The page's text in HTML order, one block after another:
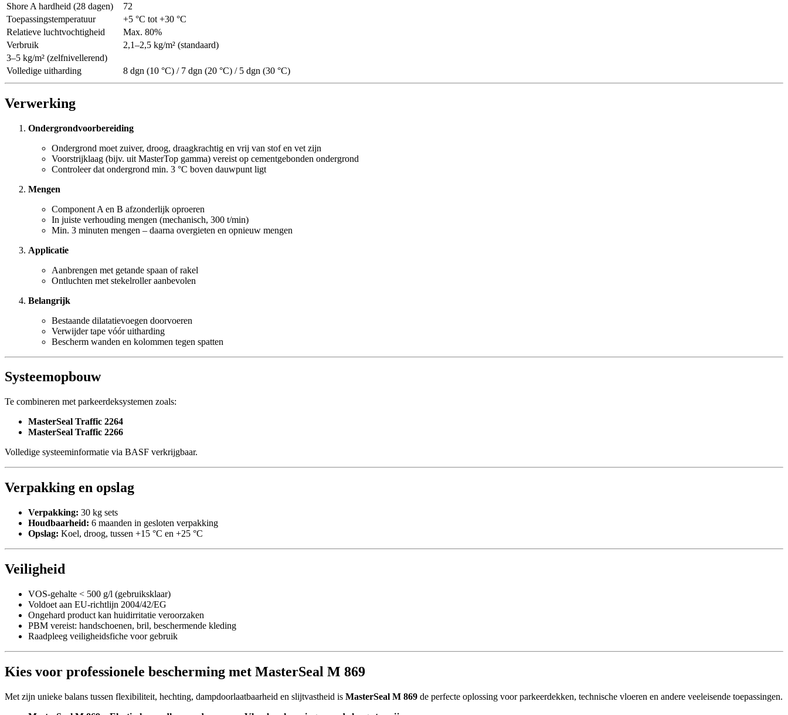
Shore A hardheid (28 dagen)
72
Toepassingstemperatuur
+5 °C tot +30 °C
Relatieve luchtvochtigheid
Max. 80%
Verbruik
2,1–2,5 kg/m² (standaard)
3–5 kg/m² (zelfnivellerend)
Volledige uitharding
8 dgn (10 °C) / 7 dgn (20 °C) / 5 dgn (30 °C)
Verwerking
Ondergrondvoorbereiding
Ondergrond moet zuiver, droog, draagkrachtig en vrij van stof en vet zijn
Voorstrijklaag (bijv. uit MasterTop gamma) vereist op cementgebonden ondergrond
Controleer dat ondergrond min. 3 °C boven dauwpunt ligt
Mengen
Component A en B afzonderlijk oproeren
In juiste verhouding mengen (mechanisch, 300 t/min)
Min. 3 minuten mengen – daarna overgieten en opnieuw mengen
Applicatie
Aanbrengen met getande spaan of rakel
Ontluchten met stekelroller aanbevolen
Belangrijk
Bestaande dilatatievoegen doorvoeren
Verwijder tape vóór uitharding
Bescherm wanden en kolommen tegen spatten
Systeemopbouw
Te combineren met parkeerdeksystemen zoals:
MasterSeal Traffic 2264
MasterSeal Traffic 2266
Volledige systeeminformatie via BASF verkrijgbaar.
Verpakking en opslag
Verpakking: 30 kg sets
Houdbaarheid: 6 maanden in gesloten verpakking
Opslag: Koel, droog, tussen +15 °C en +25 °C
Veiligheid
VOS-gehalte < 500 g/l (gebruiksklaar)
Voldoet aan EU-richtlijn 2004/42/EG
Ongehard product kan huidirritatie veroorzaken
PBM vereist: handschoenen, bril, beschermende kleding
Raadpleeg veiligheidsfiche voor gebruik
Kies voor professionele bescherming met MasterSeal M 869
Met zijn unieke balans tussen flexibiliteit, hechting, dampdoorlaatbaarheid en slijtvastheid is MasterSeal M 869 de perfecte oplossing voor parkeerdekken, technische vloeren en andere veeleisende toepassingen.